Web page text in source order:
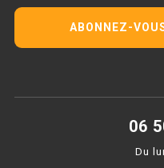
PLAQUE 700
PLAQUE 900
ABONNEZ-
06
Du